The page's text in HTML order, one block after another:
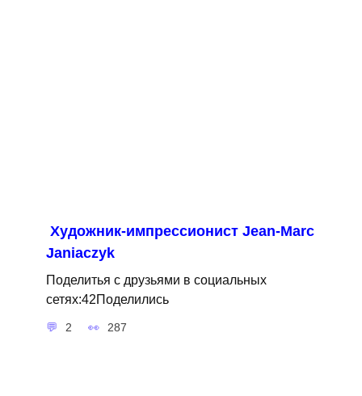
Художник-импрессионист Jean-Marc
Janiaczyk
Поделитья с друзьями в социальных
сетях:42Поделились
2 287